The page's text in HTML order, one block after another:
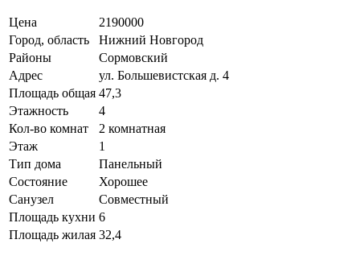
Цена
2190000
Город, область
Нижний Новгород
Районы
Сормовский
Адрес
ул. Большевистская д. 4
Площадь общая 47,3
Этажность
4
Кол-во комнат
2 комнатная
Этаж
1
Тип дома
Панельный
Состояние
Хорошее
Санузел
Совместный
Площадь кухни 6
Площадь жилая 32,4